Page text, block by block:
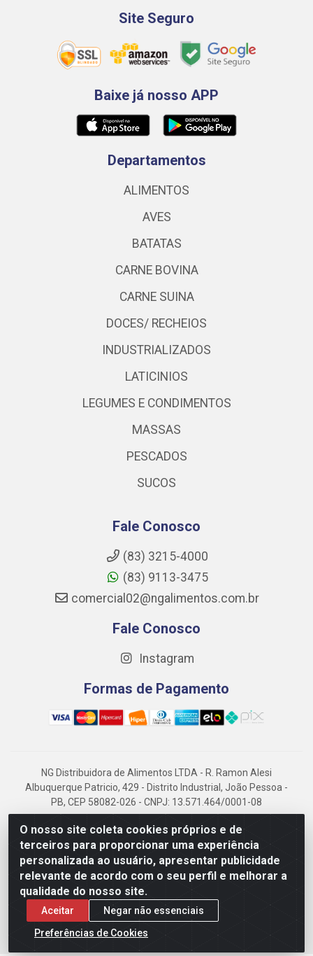
O nosso site coleta cookies próprios e de
terceiros para proporcionar uma experiência
personalizada ao usuário, apresentar publicidade
relevante de acordo com o seu perfil e melhorar a
qualidade do nosso site.
Aceitar
Negar não essenciais
Preferências de Cookies
Site Seguro
Baixe já nosso APP
Departamentos
ALIMENTOS
AVES
BATATAS
CARNE BOVINA
CARNE SUINA
DOCES/ RECHEIOS
INDUSTRIALIZADOS
LATICINIOS
LEGUMES E CONDIMENTOS
MASSAS
PESCADOS
SUCOS
Fale Conosco
(83) 3215-4000
(83) 9113-3475
comercial02@ngalimentos.com.br
Fale Conosco
Instagram
Formas de Pagamento
NG Distribuidora de Alimentos LTDA - R. Ramon Alesi
Albuquerque Patricio, 429 - Distrito Industrial, João Pessoa -
PB, CEP 58082-026 - CNPJ: 13.571.464/0001-08
NG Alimentos, há mais de 14 anos no mercado paraibano, é
referência em frigorificados, destacando-se pela logística
eficiente e excelência.